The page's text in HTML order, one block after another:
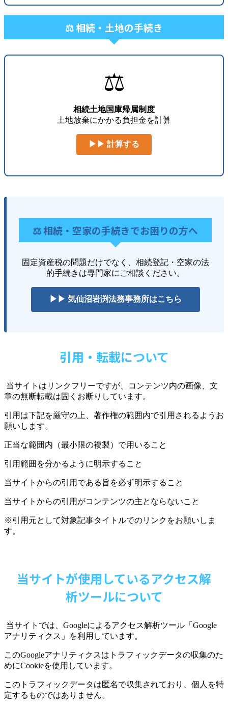
⚖️ 相続・土地の手続き
⚖️
相続土地国庫帰属制度
土地放棄にかかる負担金を計算
▶▶ 計算する
⚖️ 相続・空家の手続きでお困りの方へ
固定資産税の問題だけでなく、相続登記・空家の法
的手続きは専門家にご相談ください。
▶▶ 気仙沼岩渕法務事務所はこちら
引用・転載について
当サイトはリンクフリーですが、コンテンツ内の画像、文
章の無断転載は固くお断りしています。
引用は下記を厳守の上、著作権の範囲内で引用されるようお
願いします。
正当な範囲内（最小限の複製）で用いること
引用範囲を分かるように明示すること
当サイトからの引用である旨を必ず明示すること
当サイトからの引用がコンテンツの主とならないこと
※引用元として対象記事タイトルでのリンクをお願いしま
す。
当サイトが使用しているアクセス解
析ツールについて
当サイトでは、 Googleによるアクセス解析ツール「 Google
アナリティクス」を利用しています。
このGoogleアナリティクスはトラフィックデータの収集のた
めにCookieを使用しています。
このトラフィックデータは匿名で収集されており、個人を特
定するものではありません。